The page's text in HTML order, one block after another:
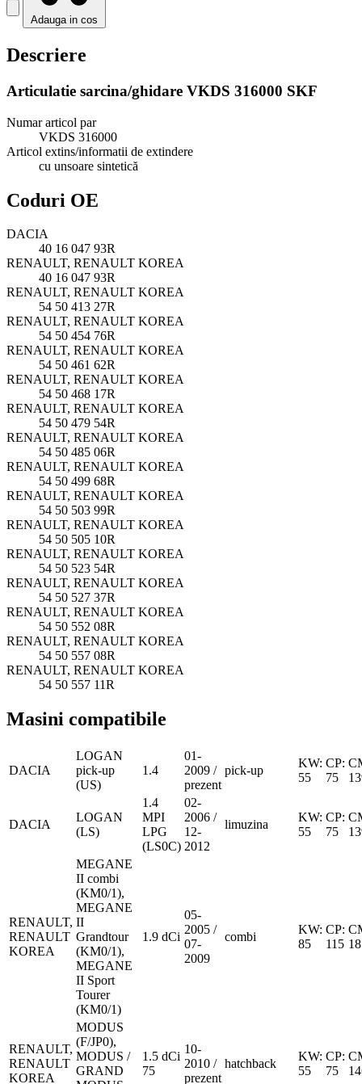
Adauga in cos
Descriere
Articulatie sarcina/ghidare VKDS 316000 SKF
Numar articol par
VKDS 316000
Articol extins/informatii de extindere
cu unsoare sintetică
Coduri OE
DACIA
40 16 047 93R
RENAULT, RENAULT KOREA
40 16 047 93R
RENAULT, RENAULT KOREA
54 50 413 27R
RENAULT, RENAULT KOREA
54 50 454 76R
RENAULT, RENAULT KOREA
54 50 461 62R
RENAULT, RENAULT KOREA
54 50 468 17R
RENAULT, RENAULT KOREA
54 50 479 54R
RENAULT, RENAULT KOREA
54 50 485 06R
RENAULT, RENAULT KOREA
54 50 499 68R
RENAULT, RENAULT KOREA
54 50 503 99R
RENAULT, RENAULT KOREA
54 50 505 10R
RENAULT, RENAULT KOREA
54 50 523 54R
RENAULT, RENAULT KOREA
54 50 527 37R
RENAULT, RENAULT KOREA
54 50 552 08R
RENAULT, RENAULT KOREA
54 50 557 08R
RENAULT, RENAULT KOREA
54 50 557 11R
Masini compatibile
DACIA
LOGAN
pick-up
(US)
1.4
01-
2009 /
prezent
pick-up
KW:
55
CP:
75
DACIA
LOGAN
(LS)
1.4
MPI
LPG
(LS0C)
02-
2006 /
12-
2012
limuzina
KW:
55
CP:
75
RENAULT,
RENAULT
KOREA
MEGANE
II combi
(KM0/1),
MEGANE
II
Grandtour
(KM0/1),
MEGANE
II Sport
Tourer
(KM0/1)
1.9 dCi
05-
2005 /
07-
2009
combi
KW:
85
CP:
115
RENAULT,
RENAULT
KOREA
MODUS
(F/JP0),
MODUS /
GRAND
1.5 dCi
75
10-
2010 /
prezent
hatchback
KW:
55
CP:
75